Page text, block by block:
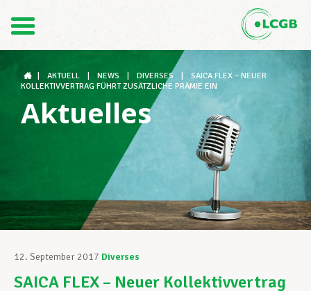
FR
Der LCGB
Gewerkschaftsstrukturen
Unterstützung im Arbeitsalltag
AKTUELL NEWS DIVERSES
SAICA FLEX – NEUER
KOLLEKTIVVERTRAG FÜHRT ZUSÄTZLICHE PRÄMIE EIN
Aktuelles
12. September 2017 Diverses
SAICA FLEX – Neuer Kollektivvertrag